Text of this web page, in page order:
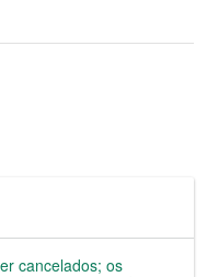
cancelados; os